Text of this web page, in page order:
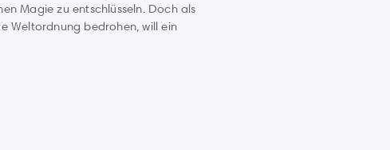
Magie zu entschlüsseln. Doch als
Weltordnung bedrohen, will ein